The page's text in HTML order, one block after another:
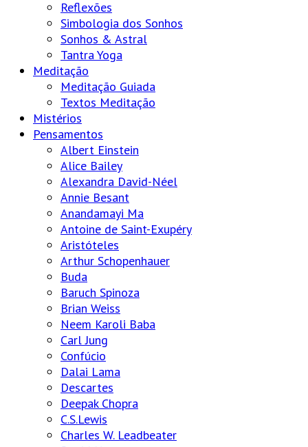
Reflexões
Simbologia dos Sonhos
Sonhos & Astral
Tantra Yoga
Meditação
Meditação Guiada
Textos Meditação
Mistérios
Pensamentos
Albert Einstein
Alice Bailey
Alexandra David-Néel
Annie Besant
Anandamayi Ma
Antoine de Saint-Exupéry
Aristóteles
Arthur Schopenhauer
Buda
Baruch Spinoza
Brian Weiss
Neem Karoli Baba
Carl Jung
Confúcio
Dalai Lama
Descartes
Deepak Chopra
C.S.Lewis
Charles W. Leadbeater